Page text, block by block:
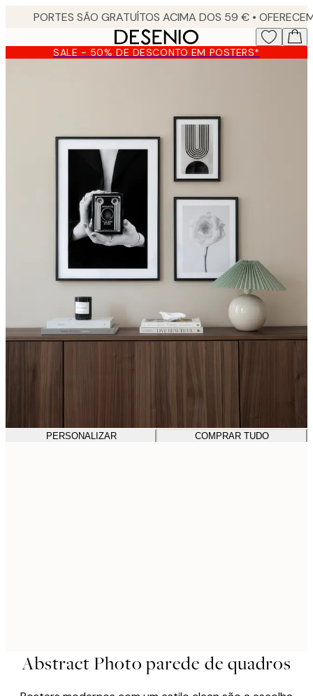
content. SALE - 50% DE DESCONTO EM POSTERS*
PERSONALIZAR COMPRAR TUDO
Abstract Photo parede de quadros